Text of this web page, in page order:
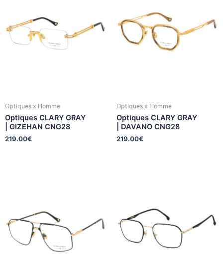
Optiques x Homme
Optiques CLARY GRAY
| GIZEHAN CNG28
219.00€
Optiques x Homme
Optiques CLARY GRAY
| DAVANO CNG28
219.00€